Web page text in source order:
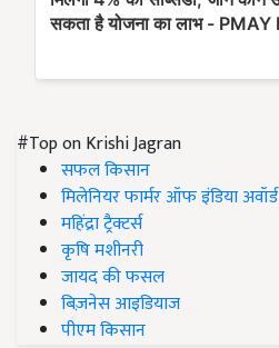
#Top on Krishi Jagran
सफल किसान
मिलेनियर फार्मर ऑफ इंडिया अवॉर्ड
महिंद्रा ट्रैक्टर्स
कृषि मशीनरी
जायद की फसल
बिज़नेस आइडियाज
पीएम किसान